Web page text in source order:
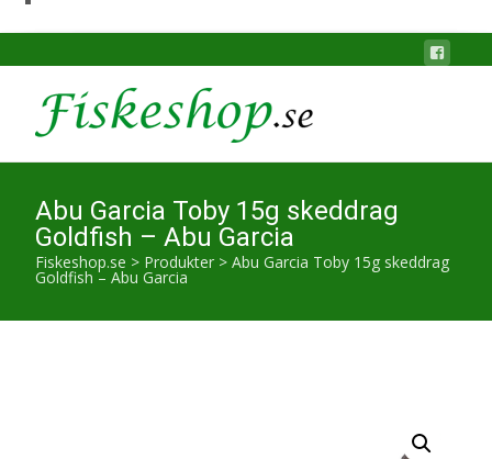
Abu Garcia Toby 15g skeddrag
Goldfish – Abu Garcia
Fiskeshop.se > Produkter > Abu Garcia Toby 15g skeddrag
Goldfish – Abu Garcia